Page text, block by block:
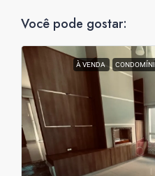
Você pode gostar:
À VENDA